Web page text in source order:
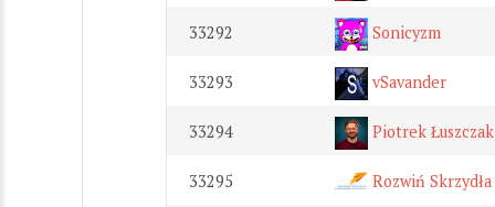
33292 Sonicyzm
33293 vSavander
33294 Piotrek Łuszczak
33295 Rozwiń